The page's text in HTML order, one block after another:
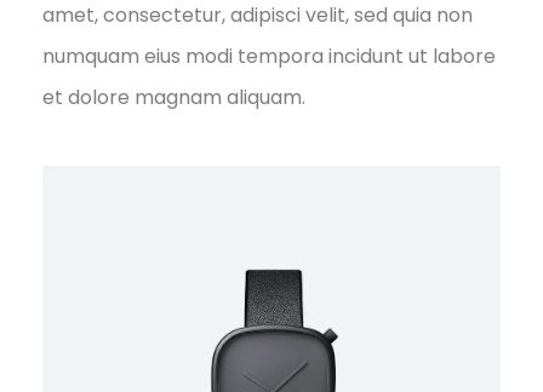
amet, consectetur, adipisci velit, sed quia non
numquam eius modi tempora incidunt ut labore
et dolore magnam aliquam.